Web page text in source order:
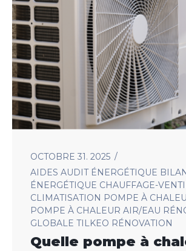
OCTOBRE 31. 2025
AIDES AUDIT ÉNERGÉTIQUE BILAN
ÉNERGÉTIQUE CHAUFFAGE-
CLIMATISATION POMPE À
POMPE À CHALEUR AIR/EAU
GLOBALE TILKEO RÉNOVATION
Quelle pompe à